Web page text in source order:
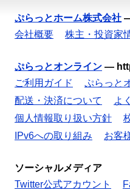
ぷらっとホーム株式会社
会社概要
株主・投資家
ぷらっとオンライン —
ご利用ガイド
ぷらっと
配送・決済について
よ
個人情報取り扱い方針
IPv6への取り組み
お客
ソーシャルメディア
Twitter公式アカウント